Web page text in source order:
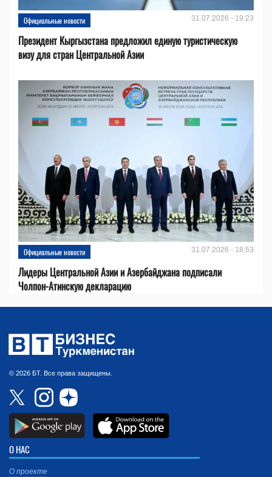
Официальные новости 31.07.2026 - 19:23
Президент Кыргызстана предложил единую туристическую
визу для стран Центральной Азии
Официальные новости 31.07.2026 - 18:53
Лидеры Центральной Азии и Азербайджана подписали
Чолпон-Атинскую декларацию
© 2026 БТ. Все права защищены.
О НАС
О проекте